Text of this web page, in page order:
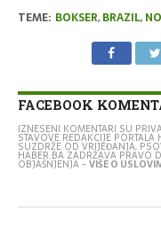
TEME: BOKSER, BRAZIL,
FACEBOOK
IZNESENI KOMENTARI SU
STAVOVE REDAKCIJE
SUZDRŽE OD VRIJEĐANJA,
HABER.BA ZADRŽAVA PRAVO
OBJAŠNJENJA -VIŠE O